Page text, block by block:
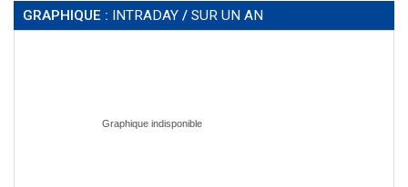
GRAPHIQUE : INTRADAY / SUR UN AN